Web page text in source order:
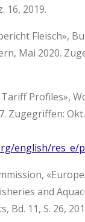
16, 2019.
Fleisch»,
Mai 2020.
Profiles»,
Zugegriffen:
english/res_e/
and
Bd. 11, S. 26,